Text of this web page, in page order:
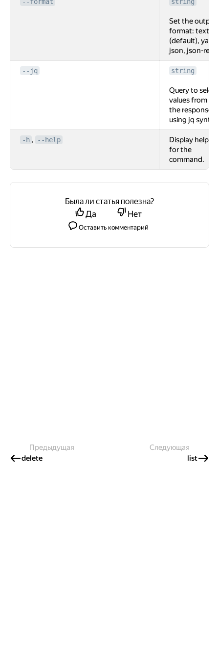
Set the output
format: text
(default), yaml,
json, json-rest.
--jq string
Query to select
values from
the response
using jq syntax
-h , --help
Display help
for the
command.
Была ли статья полезна?
Да
Нет
Оставить комментарий
Предыдущая
delete
Следующая
list